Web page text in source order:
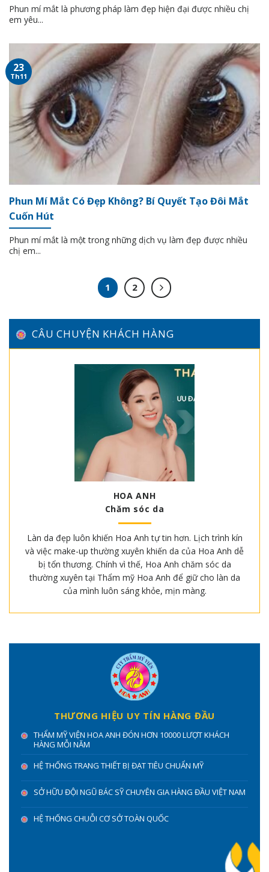
Phun mí mắt là phương pháp làm đẹp hiện đại được nhiều chị
em yêu...
Phun Mí Mắt Có Đẹp Không? Bí Quyết Tạo Đôi Mắt
Cuốn Hút
Phun mí mắt là một trong những dịch vụ làm đẹp được nhiều
chị em...
23
Th11
1 2
CÂU CHUYỆN KHÁCH HÀNG
HOA ANH
Chăm sóc da
Làn da đẹp luôn khiến Hoa Anh tự tin hơn. Lịch trình kín
và việc make-up thường xuyên khiến da của Hoa Anh dễ
bị tổn thương. Chính vì thế, Hoa Anh chăm sóc da
thường xuyên tại Thẩm mỹ Hoa Anh để giữ cho làn da
của mình luôn sáng khỏe, mịn màng.
THƯƠNG HIỆU UY TÍN HÀNG ĐẦU
THẨM MỸ VIỆN HOA ANH ĐÓN HƠN 10000 LƯỢT KHÁCH
HÀNG MỖI NĂM
HỆ THỐNG TRANG THIẾT BỊ ĐẠT TIÊU CHUẨN MỸ
SỞ HỮU ĐỘI NGŨ BÁC SỸ CHUYÊN GIA HÀNG ĐẦU VIỆT NAM
HỆ THỐNG CHUỖI CƠ SỞ TOÀN QUỐC